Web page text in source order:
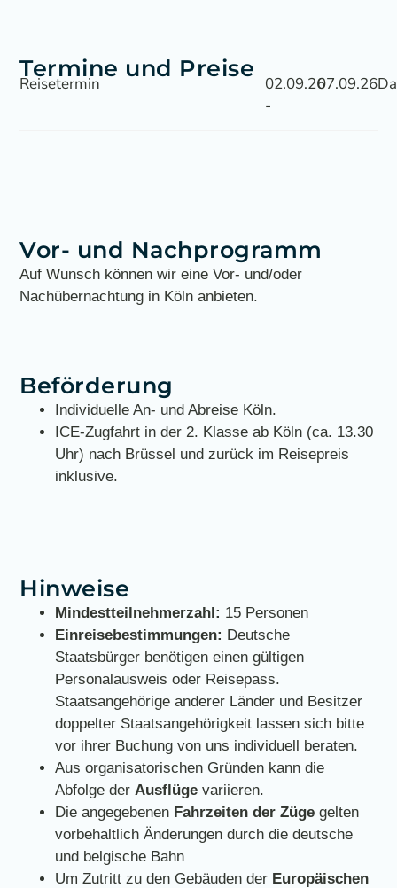
Termine und Preise
Reisetermin
02.09.26
-
07.09.26
Vor- und Nachprogramm
Auf Wunsch können wir eine Vor- und/oder
Nachübernachtung in Köln anbieten.
Beförderung
Individuelle An- und Abreise Köln.
ICE-Zugfahrt in der 2. Klasse ab Köln (ca. 13.30
Uhr) nach Brüssel und zurück im Reisepreis
inklusive.
Hinweise
Mindestteilnehmerzahl: 15 Personen
Einreisebestimmungen: Deutsche
Staatsbürger benötigen einen gültigen
Personalausweis oder Reisepass.
Staatsangehörige anderer Länder und Besitzer
doppelter Staatsangehörigkeit lassen sich bitte
vor ihrer Buchung von uns individuell beraten.
Aus organisatorischen Gründen kann die
Abfolge der Ausflüge variieren.
Die angegebenen Fahrzeiten der Züge gelten
vorbehaltlich Änderungen durch die deutsche
und belgische Bahn
Um Zutritt zu den Gebäuden der Europäischen